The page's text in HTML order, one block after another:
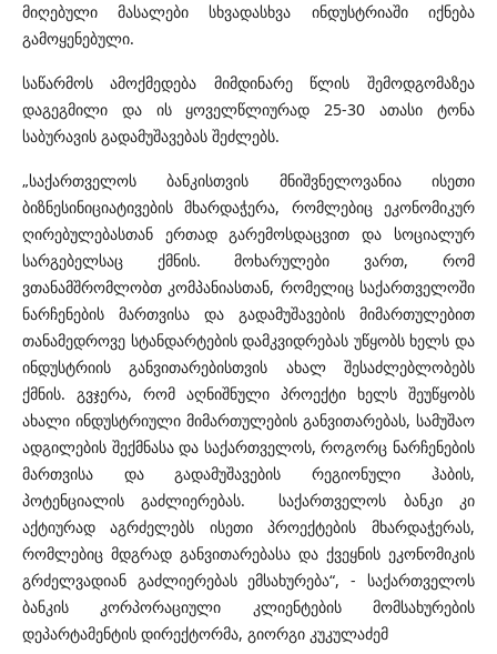
მიღებული მასალები სხვადასხვა ინდუსტრიაში იქნება
გამოყენებული.
საწარმოს ამოქმედება მიმდინარე წლის შემოდგომაზეა
დაგეგმილი და ის ყოველწლიურად 25-30 ათასი ტონა
საბურავის გადამუშავებას შეძლებს.
„საქართველოს ბანკისთვის მნიშვნელოვანია ისეთი
ბიზნესინიციატივების მხარდაჭერა, რომლებიც ეკონომიკურ
ღირებულებასთან ერთად გარემოსდაცვით და სოციალურ
სარგებელსაც ქმნის. მოხარულები ვართ, რომ
ვთანამშრომლობთ კომპანიასთან, რომელიც საქართველოში
ნარჩენების მართვისა და გადამუშავების მიმართულებით
თანამედროვე სტანდარტების დამკვიდრებას უწყობს ხელს და
ინდუსტრიის განვითარებისთვის ახალ შესაძლებლობებს
ქმნის. გვჯერა, რომ აღნიშნული პროექტი ხელს შეუწყობს
ახალი ინდუსტრიული მიმართულების განვითარებას, სამუშაო
ადგილების შექმნასა და საქართველოს, როგორც ნარჩენების
მართვისა და გადამუშავების რეგიონული ჰაბის,
პოტენციალის გაძლიერებას. საქართველოს ბანკი კი
აქტიურად აგრძელებს ისეთი პროექტების მხარდაჭერას,
რომლებიც მდგრად განვითარებასა და ქვეყნის ეკონომიკის
გრძელვადიან გაძლიერებას ემსახურება“, - საქართველოს
ბანკის კორპორაციული კლიენტების მომსახურების
დეპარტამენტის დირექტორმა, გიორგი კუკულაძემ